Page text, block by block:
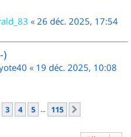
« 26 déc. 2025, 17:54
)
« 19 déc. 2025, 10:08
115
3 4 5 … 115